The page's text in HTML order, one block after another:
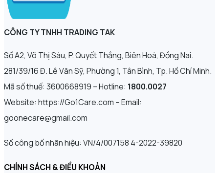
CÔNG TY TNHH TRADING TAK
Số A2, Võ Thị Sáu, P. Quyết Thắng, Biên Hoà, Đồng Nai.
281/39/16 Đ. Lê Văn Sỹ, Phường 1, Tân Bình, Tp. Hồ Chí Minh.
Mã số thuế: 3600668919 – Hotline: 1800.0027
Website: https://Go1Care.com – Email:
goonecare@gmail.com
Số công bố nhãn hiệu: VN/4/007158 4-2022-39820
CHÍNH SÁCH & ĐIỀU KHOẢN